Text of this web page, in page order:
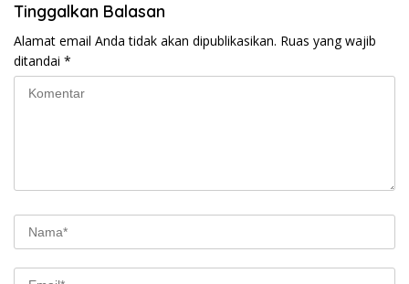
Tinggalkan Balasan
Alamat email Anda tidak akan dipublikasikan. Ruas yang wajib
ditandai *